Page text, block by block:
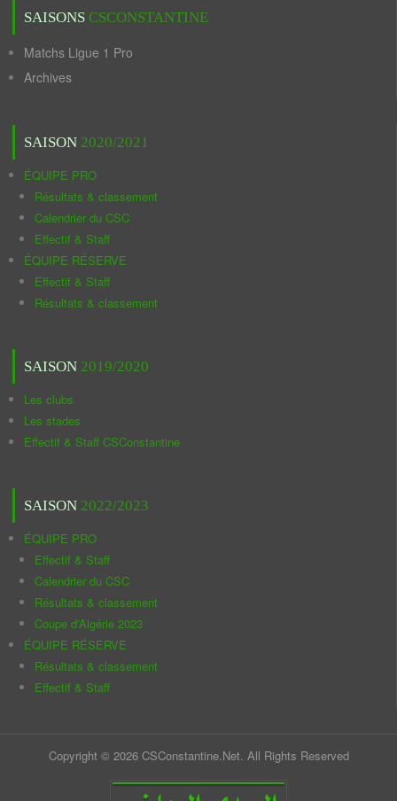
SAISONS CSCONSTANTINE
Matchs Ligue 1 Pro
Archives
SAISON 2020/2021
ÉQUIPE PRO
Résultats & classement
Calendrier du CSC
Effectif & Staff
ÉQUIPE RÉSERVE
Effectif & Staff
Résultats & classement
SAISON 2019/2020
Les clubs
Les stades
Effectif & Staff CSConstantine
SAISON 2022/2023
ÉQUIPE PRO
Effectif & Staff
Calendrier du CSC
Résultats & classement
Coupe d'Algérie 2023
ÉQUIPE RÉSERVE
Résultats & classement
Effectif & Staff
Copyright © 2026 CSConstantine.Net. All Rights Reserved